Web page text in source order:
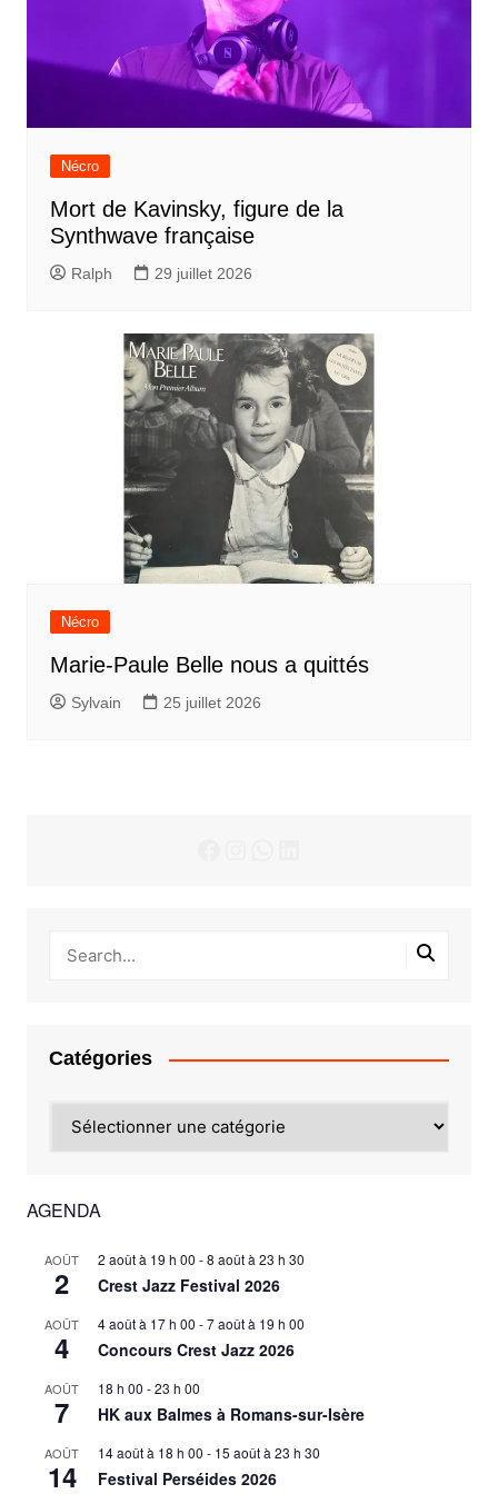
Nécro
Mort de Kavinsky, figure de la
Synthwave française
Ralph 29 juillet 2026
Nécro
Marie-Paule Belle nous a quittés
Sylvain 25 juillet 2026
Catégories
AGENDA
AOÛT
2
2 août à 19 h 00 -8 août à 23 h 30
Crest Jazz Festival 2026
AOÛT
4
4 août à 17 h 00 -7 août à 19 h 00
Concours Crest Jazz 2026
AOÛT
7
18 h 00 -23 h 00
HK aux Balmes à Romans-sur-Isère
AOÛT
14
14 août à 18 h 00 - 15 août à 23 h 30
Festival Perséides 2026